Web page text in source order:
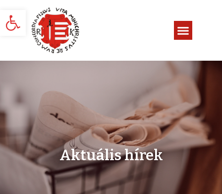
Eszköztár megnyitása
Aktuális hírek